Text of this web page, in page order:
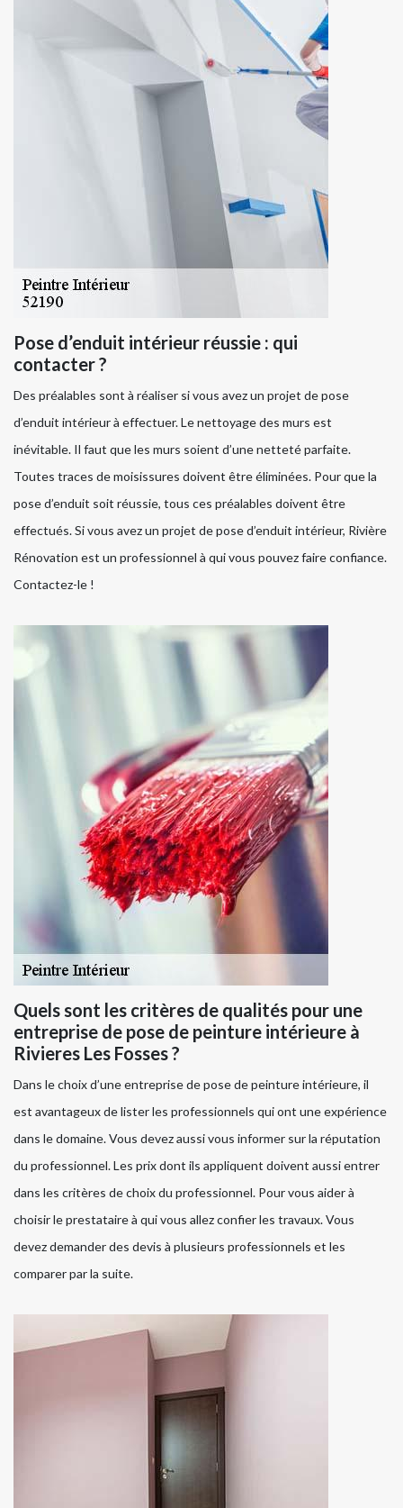
Pose d’enduit intérieur réussie : qui
contacter ?
Des préalables sont à réaliser si vous avez un projet de pose
d’enduit intérieur à effectuer. Le nettoyage des murs est
inévitable. Il faut que les murs soient d’une netteté parfaite.
Toutes traces de moisissures doivent être éliminées. Pour que la
pose d’enduit soit réussie, tous ces préalables doivent être
effectués. Si vous avez un projet de pose d’enduit intérieur, Rivière
Rénovation est un professionnel à qui vous pouvez faire confiance.
Contactez-le !
Quels sont les critères de qualités pour une
entreprise de pose de peinture intérieure à
Rivieres Les Fosses ?
Dans le choix d’une entreprise de pose de peinture intérieure, il
est avantageux de lister les professionnels qui ont une expérience
dans le domaine. Vous devez aussi vous informer sur la réputation
du professionnel. Les prix dont ils appliquent doivent aussi entrer
dans les critères de choix du professionnel. Pour vous aider à
choisir le prestataire à qui vous allez confier les travaux. Vous
devez demander des devis à plusieurs professionnels et les
comparer par la suite.